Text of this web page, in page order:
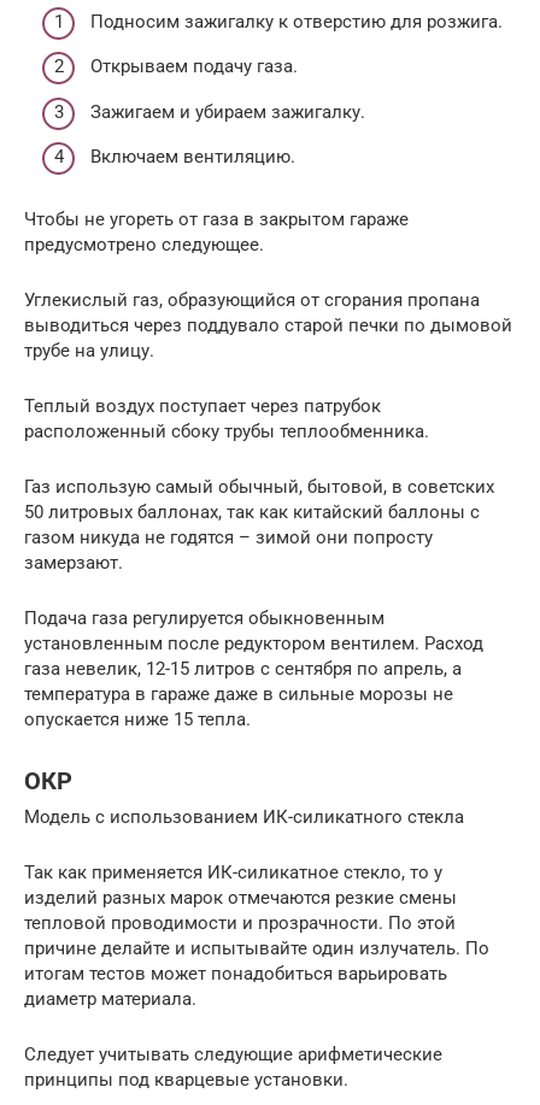
Подносим зажигалку к отверстию для розжига.
Открываем подачу газа.
Зажигаем и убираем зажигалку.
Включаем вентиляцию.
Чтобы не угореть от газа в закрытом гараже
предусмотрено следующее.
Углекислый газ, образующийся от сгорания пропана
выводиться через поддувало старой печки по дымовой
трубе на улицу.
Теплый воздух поступает через патрубок
расположенный сбоку трубы теплообменника.
Газ использую самый обычный, бытовой, в советских
50 литровых баллонах, так как китайский баллоны с
газом никуда не годятся – зимой они попросту
замерзают.
Подача газа регулируется обыкновенным
установленным после редуктором вентилем. Расход
газа невелик, 12-15 литров с сентября по апрель, а
температура в гараже даже в сильные морозы не
опускается ниже 15 тепла.
ОКР
Модель с использованием ИК-силикатного стекла
Так как применяется ИК-силикатное стекло, то у
изделий разных марок отмечаются резкие смены
тепловой проводимости и прозрачности. По этой
причине делайте и испытывайте один излучатель. По
итогам тестов может понадобиться варьировать
диаметр материала.
Следует учитывать следующие арифметические
принципы под кварцевые установки.